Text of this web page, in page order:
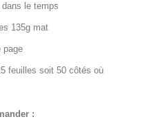
le temps
135g mat
page
feuilles soit 50 côtés où
: